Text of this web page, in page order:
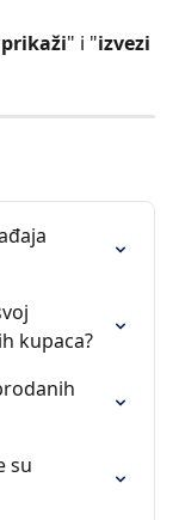
prikaži" i "izvezi
kupaca?
su